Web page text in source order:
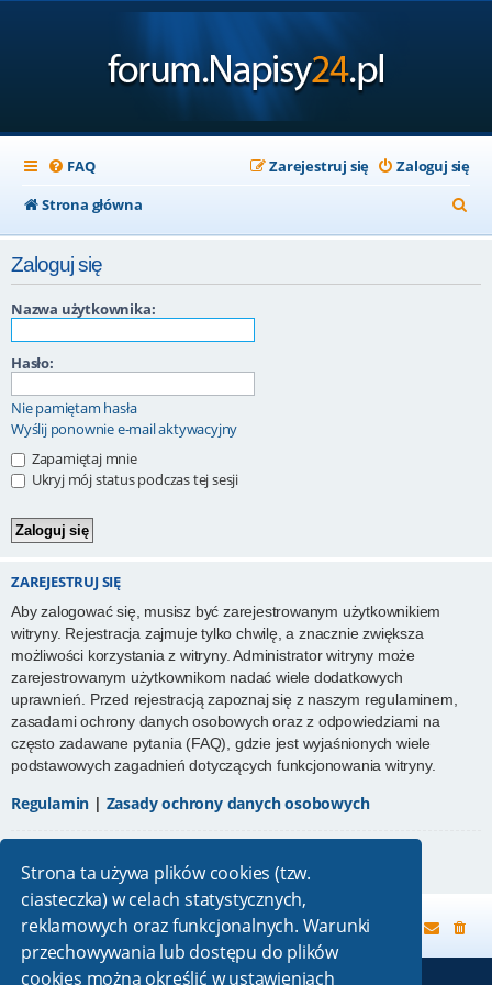
Strona ta używa plików cookies (tzw.
ciasteczka) w celach statystycznych,
reklamowych oraz funkcjonalnych. Warunki
przechowywania lub dostępu do plików
cookies można określić w ustawieniach
FAQ Zaloguj się
Zarejestruj się
Strona główna
z
Zaloguj się
Nazwa użytkownika:
Hasło:
Nie pamiętam hasła
Wyślij ponownie e-mail aktywacyjny
Zapamiętaj mnie
Ukryj mój status podczas tej sesji
ZAREJESTRUJ SIĘ
Aby zalogować się, musisz być zarejestrowanym użytkownikiem
witryny. Rejestracja zajmuje tylko chwilę, a znacznie zwiększa
możliwości korzystania z witryny. Administrator witryny może
zarejestrowanym użytkownikom nadać wiele dodatkowych
uprawnień. Przed rejestracją zapoznaj się z naszym regulaminem,
zasadami ochrony danych osobowych oraz z odpowiedziami na
często zadawane pytania (FAQ), gdzie jest wyjaśnionych wiele
podstawowych zagadnień dotyczących funkcjonowania witryny.
Regulamin | Zasady ochrony danych osobowych
Strona główna